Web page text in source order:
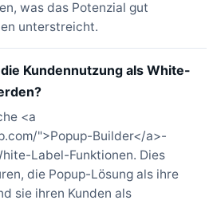
was das Potenzial gut
unterstreicht.
Kundennutzung als White-
<a
">Popup-Builder</a>-
Label-Funktionen. Dies
die Popup-Lösung als ihre
sie ihren Kunden als